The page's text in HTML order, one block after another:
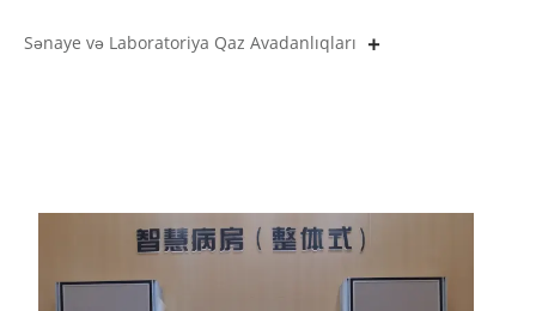
Sənaye və Laboratoriya Qaz Avadanlıqları